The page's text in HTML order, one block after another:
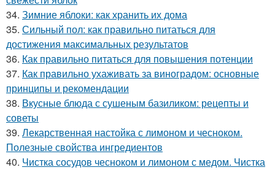
34. Зимние яблоки: как хранить их дома
35. Сильный пол: как правильно питаться для
достижения максимальных результатов
36. Как правильно питаться для повышения потенции
37. Как правильно ухаживать за виноградом: основные
принципы и рекомендации
38. Вкусные блюда с сушеным базиликом: рецепты и
советы
39. Лекарственная настойка с лимоном и чесноком.
Полезные свойства ингредиентов
40. Чистка сосудов чесноком и лимоном с медом. Чистка